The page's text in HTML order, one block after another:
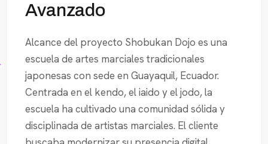
Avanzado
Alcance del proyecto Shobukan Dojo es una
escuela de artes marciales tradicionales
japonesas con sede en Guayaquil, Ecuador.
Centrada en el kendo, el iaido y el jodo, la
escuela ha cultivado una comunidad sólida y
disciplinada de artistas marciales. El cliente